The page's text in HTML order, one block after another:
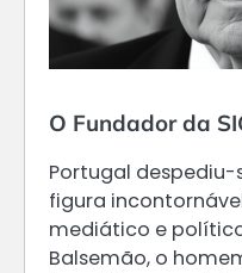
O Fundador da
Portugal
figura
mediático e
Balsemão, o